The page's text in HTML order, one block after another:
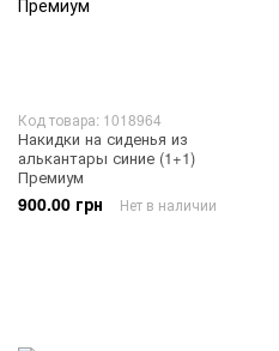
Код товара: 1018964
Накидки на сиденья из
алькантары синие (1+1)
Премиум
900.00 грн Нет в наличии